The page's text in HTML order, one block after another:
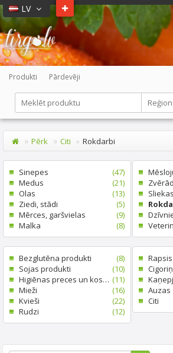
LV
Produkti Pārdevēji
Pērk Citi Rokdarbi
Sinepes
(47)
Medus
(21)
Olas
(13)
Ziedi, stādi
(5)
Mērces, garšvielas
(9)
Malka
(8)
Sliekas
Bezglutēna produkti
(8)
Sojas produkti
(10)
Higiēnas preces un kosmētika (11)
Mieži
(16)
Kvieši
(22)
Rudzi
(12)
Rapsis
Auzas
Citi